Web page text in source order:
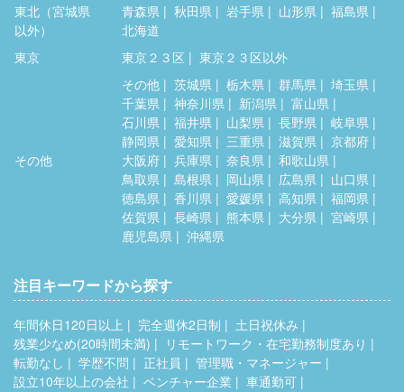
東北（宮城県
以外）
青森県 秋田県 岩手県 山形県
福島県
北海道
東京
東京２３区 東京２３区以外
その他
その他 茨城県 栃木県 群馬県
埼玉県
千葉県
神奈川県 新潟県
富山県
石川県
福井県 山梨県 長野県
岐阜県
静岡県
愛知県 三重県 滋賀県
京都府
大阪府
兵庫県 奈良県
和歌山県
鳥取県
島根県 岡山県 広島県
山口県
徳島県
香川県 愛媛県 高知県
福岡県
佐賀県
長崎県 熊本県 大分県
宮崎県
鹿児島県
沖縄県
注目キーワードから探す
年間休日120日以上 完全週休2日制
土日祝休み
残業少なめ(20時間未満)
リモートワーク・在宅勤務制度あり
転勤なし
学歴不問 正社員
管理職・マネージャー
設立10年以上の会社
ベンチャー企業
車通勤可